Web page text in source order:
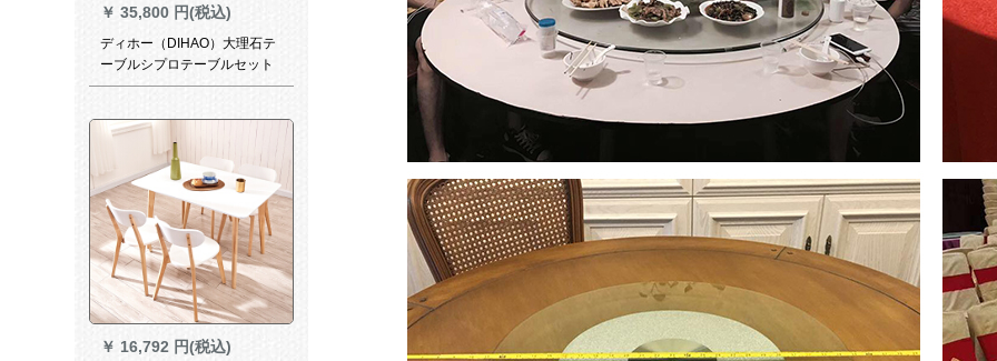
￥ 35,800 円(税込)
ディホー（DIHAO）大理石テ
ーブルシプロテーブルセット
modanファッション大理石小
1.4*0.85メートル
￥ 16,792 円(税込)